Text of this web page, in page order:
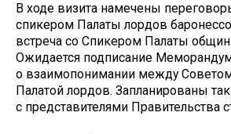
В ходе визита намечены
спикером Палаты лордов
встреча со Спикером Палаты
Ожидается подписание
о взаимопонимании между
Палатой лордов. Запланированы
с представителями Правительства